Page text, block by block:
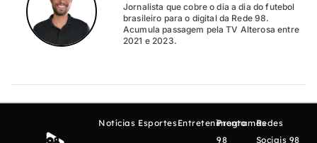
Jornalista que cobre o dia a dia do futebol
brasileiro para o digital da Rede 98.
Acumula passagem pela TV Alterosa entre
2021 e 2023.
Notícias EsportesEntretenimento
Programas
98
Redes
Sociais 98